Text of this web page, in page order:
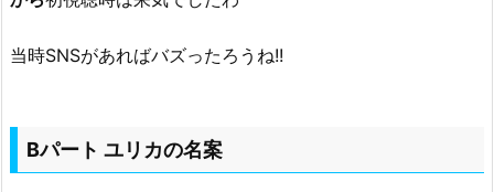
当時SNSがあればバズったろうね!!
Bパート ユリカの名案